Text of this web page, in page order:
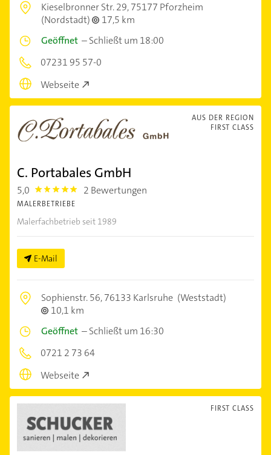
Kieselbronner Str. 29,75177 Pforzheim
(Nordstadt)
17,5 km
Geöffnet –Schließt um 18:00
07231 95 57-0
Webseite
AUS DER REGION
FIRST CLASS
C. Portabales GmbH
5,0 5.0 2 Bewertungen
MALERBETRIEBE
Malerfachbetrieb seit 1989
E-Mail
Sophienstr. 56,76133 Karlsruhe (Weststadt)
10,1 km
Geöffnet –Schließt um 16:30
0721 2 73 64
Webseite
FIRST CLASS